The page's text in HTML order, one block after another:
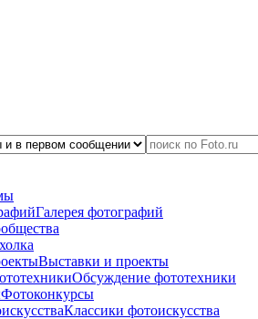
Галерея фотографий
Выставки и проекты
Обсуждение фототехники
Фотоконкурсы
Классики фотоискусства